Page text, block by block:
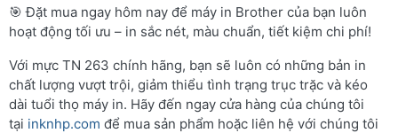
🎯 Đặt mua ngay hôm nay để máy in Brother của bạn luôn
hoạt động tối ưu – in sắc nét, màu chuẩn, tiết kiệm chi phí!
Với mực TN 263 chính hãng, bạn sẽ luôn có những bản in
chất lượng vượt trội, giảm thiểu tình trạng trục trặc và kéo
dài tuổi thọ máy in. Hãy đến ngay cửa hàng của chúng tôi
tại inknhp.com để mua sản phẩm hoặc liên hệ với chúng tôi